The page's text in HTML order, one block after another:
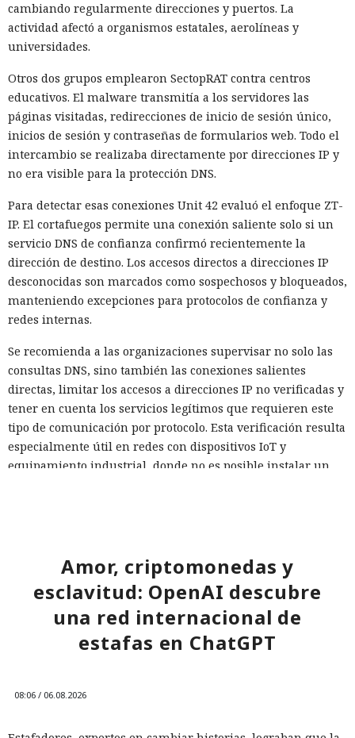
cambiando regularmente direcciones y puertos. La
actividad afectó a organismos estatales, aerolíneas y
universidades.
Otros dos grupos emplearon SectopRAT contra centros
educativos. El malware transmitía a los servidores las
páginas visitadas, redirecciones de inicio de sesión único,
inicios de sesión y contraseñas de formularios web. Todo el
intercambio se realizaba directamente por direcciones IP y
no era visible para la protección DNS.
Para detectar esas conexiones Unit 42 evaluó el enfoque ZT-
IP. El cortafuegos permite una conexión saliente solo si un
servicio DNS de confianza confirmó recientemente la
dirección de destino. Los accesos directos a direcciones IP
desconocidas son marcados como sospechosos y bloqueados,
manteniendo excepciones para protocolos de confianza y
redes internas.
Se recomienda a las organizaciones supervisar no solo las
consultas DNS, sino también las conexiones salientes
directas, limitar los accesos a direcciones IP no verificadas y
tener en cuenta los servicios legítimos que requieren este
tipo de comunicación por protocolo. Esta verificación resulta
especialmente útil en redes con dispositivos IoT y
equipamiento industrial, donde no es posible instalar un
considerar el tráfico seguro solo porque no haya violado el
esquema esperado.
Amor, criptomonedas y
esclavitud: OpenAI descubre
una red internacional de
estafas en ChatGPT
08:06 / 06.08.2026